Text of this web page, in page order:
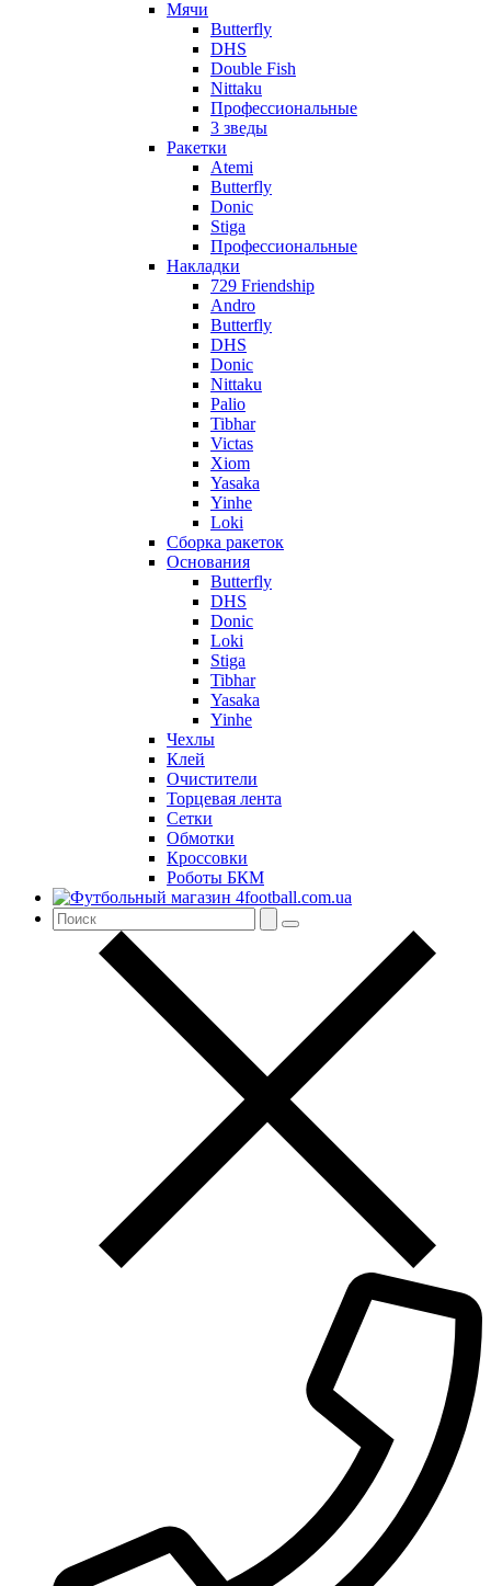
Мячи
Butterfly
DHS
Double Fish
Nittaku
Профессиональные
3 зведы
Ракетки
Atemi
Butterfly
Donic
Stiga
Профессиональные
Накладки
729 Friendship
Andro
Butterfly
DHS
Donic
Nittaku
Palio
Tibhar
Victas
Xiom
Yasaka
Yinhe
Loki
Сборка ракеток
Основания
Butterfly
DHS
Donic
Loki
Stiga
Tibhar
Yasaka
Yinhe
Чехлы
Клей
Очистители
Торцевая лента
Сетки
Обмотки
Кроссовки
Роботы БКМ